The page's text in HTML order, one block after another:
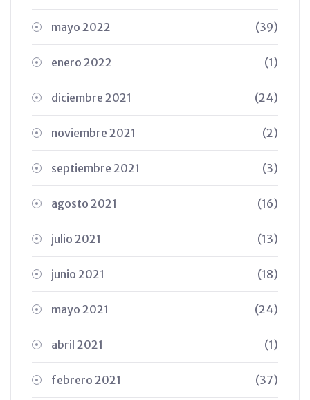
mayo 2022 (39)
enero 2022 (1)
diciembre 2021 (24)
noviembre 2021 (2)
septiembre 2021 (3)
agosto 2021 (16)
julio 2021 (13)
junio 2021 (18)
mayo 2021 (24)
abril 2021 (1)
febrero 2021 (37)